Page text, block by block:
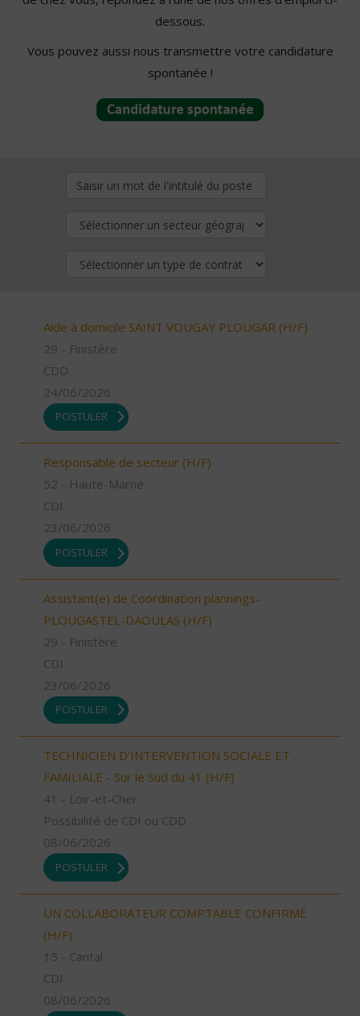
dessous.
Vous pouvez aussi nous transmettre votre candidature
spontanée !
Aide à domicile SAINT VOUGAY PLOUGAR (H/F)
29 - Finistère
CDD
24/06/2026
POSTULER
Responsable de secteur (H/F)
52 - Haute-Marne
CDI
23/06/2026
POSTULER
Assistant(e) de Coordination plannings-
PLOUGASTEL-DAOULAS (H/F)
29 - Finistère
CDI
23/06/2026
POSTULER
TECHNICIEN D’INTERVENTION SOCIALE ET
FAMILIALE - Sur le Sud du 41 (H/F)
41 - Loir-et-Cher
Possibilité de CDI ou CDD
08/06/2026
POSTULER
UN COLLABORATEUR COMPTABLE CONFIRMÉ
(H/F)
15 - Cantal
CDI
08/06/2026